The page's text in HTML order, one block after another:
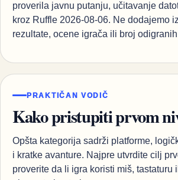
proverila javnu putanju, učitavanje
kroz Ruffle 2026-08-06. Ne dodajemo
rezultate, ocene igrača ili broj
PRAKTIČAN VODIČ
Kako pristupiti prvom
Opšta kategorija sadrži platforme,
i kratke avanture. Najpre utvrdite cilj
proverite da li igra koristi miš, tastaturu